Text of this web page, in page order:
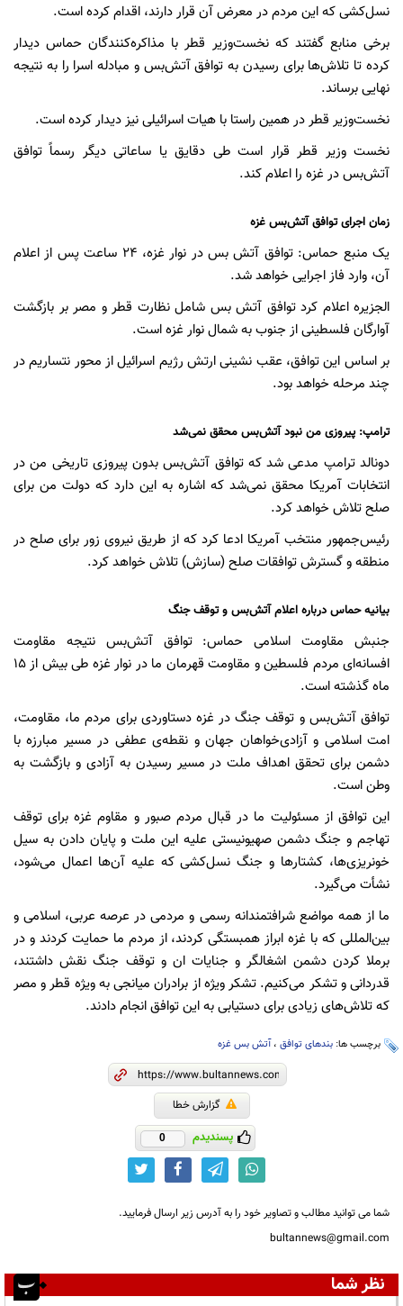
نسل‌کشی که این مردم در معرض آن قرار دارند، اقدام کرده است.
برخی منابع گفتند که نخست‌وزیر قطر با مذاکره‌کنندگان حماس دیدار
کرده تا تلاش‌ها برای رسیدن به توافق آتش‌بس و مبادله اسرا را به نتیجه
نهایی برساند.
نخست‌وزیر قطر در همین راستا با هیات اسرائیلی نیز دیدار کرده است.
نخست وزیر قطر قرار است طی دقایق یا ساعاتی دیگر رسماً توافق
آتش‌بس در غزه را اعلام کند.
زمان اجرای توافق آتش‌بس غزه
یک منبع حماس: توافق آتش بس در نوار غزه، ۲۴ ساعت پس از اعلام
آن، وارد فاز اجرایی خواهد شد.
الجزیره اعلام کرد توافق آتش بس شامل نظارت قطر و مصر بر بازگشت
آوارگان فلسطینی از جنوب به شمال نوار غزه است.
بر اساس این توافق، عقب نشینی ارتش رژیم اسرائیل از محور نتساریم در
چند مرحله خواهد بود.
ترامپ: پیروزی من نبود آتش‌بس محقق نمی‌شد
دونالد ترامپ مدعی شد که توافق آتش‌بس بدون پیروزی تاریخی من در
انتخابات آمریکا محقق نمی‌شد که اشاره به این دارد که دولت من برای
صلح تلاش خواهد کرد.
رئیس‌جمهور منتخب آمریکا ادعا کرد که از طریق نیروی زور برای صلح در
منطقه و گسترش توافقات صلح (سازش) تلاش خواهد کرد.
بیانیه حماس درباره اعلام آتش‌بس و توقف جنگ
جنبش مقاومت اسلامی حماس: توافق آتش‌بس نتیجه مقاومت
افسانه‌ای مردم فلسطین و مقاومت قهرمان ما در نوار غزه طی بیش از ۱۵
ماه گذشته است.
توافق آتش‌بس و توقف جنگ در غزه دستاوردی برای مردم ما، مقاومت،
امت اسلامی و آزادی‌خواهان جهان و نقطه‌ی عطفی در مسیر مبارزه با
دشمن برای تحقق اهداف ملت در مسیر رسیدن به آزادی و بازگشت به
وطن است.
این توافق از مسئولیت ما در قبال مردم صبور و مقاوم غزه برای توقف
تهاجم و جنگ دشمن صهیونیستی علیه این ملت و پایان دادن به سیل
خونریزی‌ها، کشتارها و جنگ نسل‌کشی که علیه آن‌ها اعمال می‌شود،
نشأت می‌گیرد.
ما از همه مواضع شرافتمندانه رسمی و مردمی در عرصه عربی، اسلامی و
بین‌المللی که با غزه ابراز همبستگی کردند، از مردم ما حمایت کردند و در
برملا کردن دشمن اشغالگر و جنایات ان و توقف جنگ نقش داشتند،
قدردانی و تشکر می‌کنیم. تشکر ویژه از برادران میانجی به ویژه قطر و مصر
که تلاش‌های زیادی برای دستیابی به این توافق انجام دادند.
برچسب ها: بندهای توافق ،آتش بس غزه
گزارش خطا
پسندیدم 0
شما می توانید مطالب و تصاویر خود را به آدرس زیر ارسال فرمایید.
bultannews@gmail.com
نظر شما